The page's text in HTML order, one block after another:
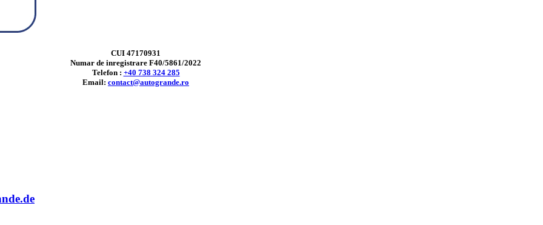
CUI 47170931
Numar de inregistrare F40/5861/2022
Telefon : +40 738 324 285
Email: contact@autogrande.ro